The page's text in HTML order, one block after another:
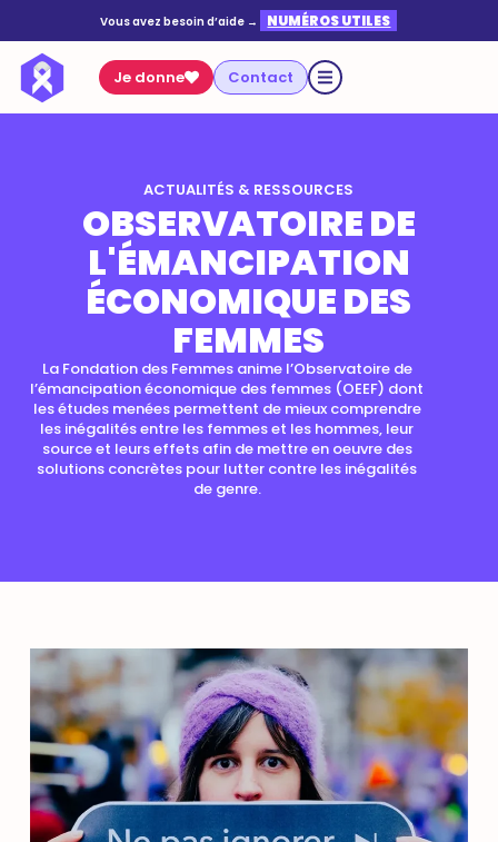
Vous avez besoin d’aide → NUMÉROS UTILES
Je donne Contact
ACTUALITÉS & RESSOURCES
OBSERVATOIRE DE
L'ÉMANCIPATION
ÉCONOMIQUE DES
FEMMES
La Fondation des Femmes anime l’Observatoire de
l’émancipation économique des femmes (OEEF) dont
les études menées permettent de mieux comprendre
les inégalités entre les femmes et les hommes, leur
source et leurs effets afin de mettre en oeuvre des
solutions concrètes pour lutter contre les inégalités
de genre.